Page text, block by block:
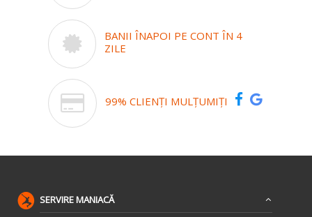
BANII ÎNAPOI PE CONT ÎN 4
ZILE
99% CLIENȚI MULȚUMIȚI
SERVIRE MANIACĂ